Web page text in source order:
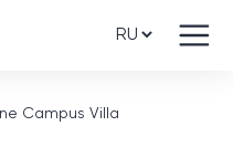
Campus Villa